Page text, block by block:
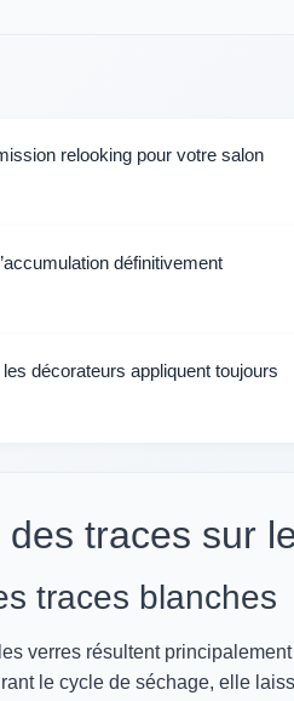
relooking pour votre salon
définitivement
décorateurs appliquent toujours
traces sur
traces blanches
verres résultent
le cycle de séchage, elle